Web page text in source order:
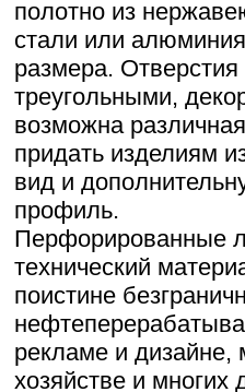
полотно из
стали или
размера.
треугольными,
возможна
придать изделиям
вид и
профиль.
Перфорированные
технический
поистине
рекламе и дизайне,
хозяйстве и многих